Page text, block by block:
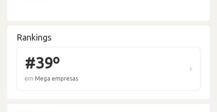
Rankings
#39º
em Mega empresas
›